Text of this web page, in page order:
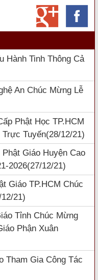
Hành Tinh Thông Cả
An Chúc Mừng Lễ
Phật Học TP.HCM
Tuyến(28/12/21)
Giáo Huyện Cao
2026(27/12/21)
Giáo TP.HCM Chúc
21)
Tỉnh Chúc Mừng
Phận Xuân
Tham Gia Công Tác